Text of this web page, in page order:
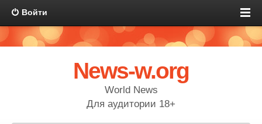
Войти
News-w.org
World News
Для аудитории 18+